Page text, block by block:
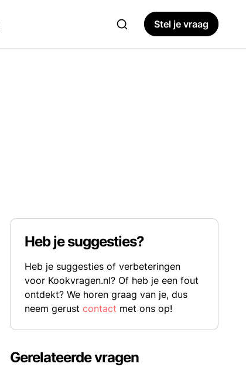
Stel je vraag
Heb je suggesties?
Heb je suggesties of verbeteringen
voor Kookvragen.nl? Of heb je een fout
ontdekt? We horen graag van je, dus
neem gerustcontact met ons op!
Gerelateerde vragen